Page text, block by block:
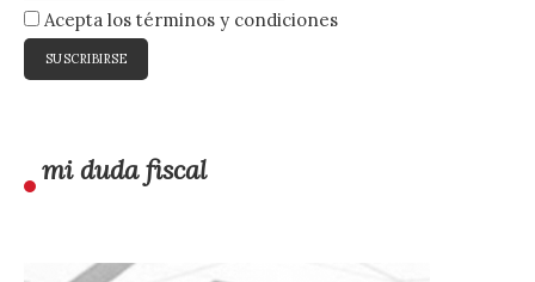
Acepta los términos y condiciones
mi duda fiscal